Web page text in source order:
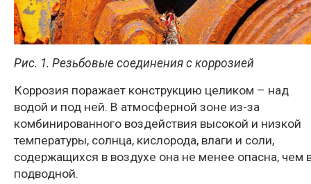
Рис. 1. Резьбовые соединения с коррозией
Коррозия поражает конструкцию целиком – над
водой и под ней. В атмосферной зоне из-за
комбинированного воздействия высокой и низкой
температуры, солнца, кислорода, влаги и соли,
содержащихся в воздухе она не менее опасна, чем
подводной.